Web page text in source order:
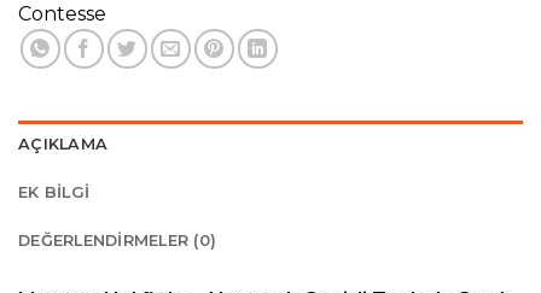
Contesse
AÇIKLAMA
EK BILGI
DEĞERLENDIRMELER (0)